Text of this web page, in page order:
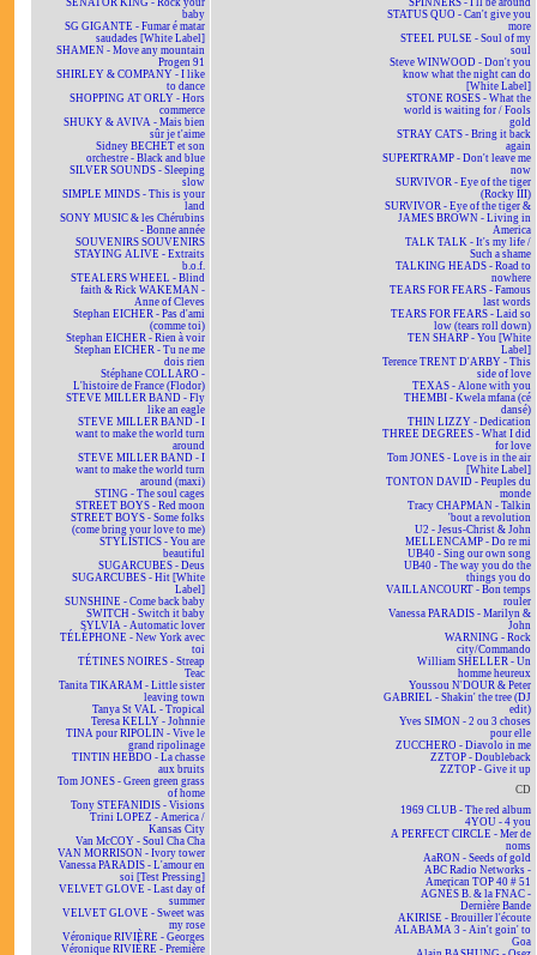
SENATOR KING - Rock your
baby
SG GIGANTE - Fumar é matar
saudades [White Label]
SHAMEN - Move any mountain
Progen 91
SHIRLEY & COMPANY - I like
to dance
SHOPPING AT ORLY - Hors
commerce
SHUKY & AVIVA - Mais bien
sûr je t'aime
Sidney BECHET et son
orchestre - Black and blue
SILVER SOUNDS - Sleeping
slow
SIMPLE MINDS - This is your
land
SONY MUSIC & les Chérubins
- Bonne année
SOUVENIRS SOUVENIRS
STAYING ALIVE - Extraits
b.o.f.
STEALERS WHEEL - Blind
faith & Rick WAKEMAN -
Anne of Cleves
Stephan EICHER - Pas d'ami
(comme toi)
Stephan EICHER - Rien à voir
Stephan EICHER - Tu ne me
dois rien
Stéphane COLLARO -
L'histoire de France (Flodor)
STEVE MILLER BAND - Fly
like an eagle
STEVE MILLER BAND - I
want to make the world turn
around
STEVE MILLER BAND - I
want to make the world turn
around (maxi)
STING - The soul cages
STREET BOYS - Red moon
STREET BOYS - Some folks
(come bring your love to me)
STYLISTICS - You are
beautiful
SUGARCUBES - Deus
SUGARCUBES - Hit [White
Label]
SUNSHINE - Come back baby
SWITCH - Switch it baby
SYLVIA - Automatic lover
TÉLÉPHONE - New York avec
toi
TÉTINES NOIRES - Streap
Teac
Tanita TIKARAM - Little sister
leaving town
Tanya St VAL - Tropical
Teresa KELLY - Johnnie
TINA pour RIPOLIN - Vive le
grand ripolinage
TINTIN HEBDO - La chasse
aux bruits
Tom JONES - Green green grass
of home
Tony STEFANIDIS - Visions
Trini LOPEZ - America /
Kansas City
Van McCOY - Soul Cha Cha
VAN MORRISON - Ivory tower
Vanessa PARADIS - L'amour en
soi [Test Pressing]
VELVET GLOVE - Last day of
summer
VELVET GLOVE - Sweet was
my rose
Véronique RIVIÈRE - Georges
Véronique RIVIÈRE - Première
SPINNERS - I'll be around
STATUS QUO - Can't give you
more
STEEL PULSE - Soul of my
soul
Steve WINWOOD - Don't you
know what the night can do
[White Label]
STONE ROSES - What the
world is waiting for / Fools
gold
STRAY CATS - Bring it back
again
SUPERTRAMP - Don't leave me
now
SURVIVOR - Eye of the tiger
(Rocky III)
SURVIVOR - Eye of the tiger &
JAMES BROWN - Living in
America
TALK TALK - It's my life /
Such a shame
TALKING HEADS - Road to
nowhere
TEARS FOR FEARS - Famous
last words
TEARS FOR FEARS - Laid so
low (tears roll down)
TEN SHARP - You [White
Label]
Terence TRENT D'ARBY - This
side of love
TEXAS - Alone with you
THEMBI - Kwela mfana (cé
dansé)
THIN LIZZY - Dedication
THREE DEGREES - What I did
for love
Tom JONES - Love is in the air
[White Label]
TONTON DAVID - Peuples du
monde
Tracy CHAPMAN - Talkin
'bout a revolution
U2 - Jesus-Christ & John
MELLENCAMP - Do re mi
UB40 - Sing our own song
UB40 - The way you do the
things you do
VAILLANCOURT - Bon temps
rouler
Vanessa PARADIS - Marilyn &
John
WARNING - Rock
city/Commando
William SHELLER - Un
homme heureux
Youssou N'DOUR & Peter
GABRIEL - Shakin' the tree (DJ
edit)
Yves SIMON - 2 ou 3 choses
pour elle
ZUCCHERO - Diavolo in me
ZZTOP - Doubleback
ZZTOP - Give it up
CD
1969 CLUB - The red album
4YOU - 4 you
A PERFECT CIRCLE - Mer de
noms
AaRON - Seeds of gold
ABC Radio Networks -
American TOP 40 # 51
AGNÈS B. & la FNAC -
Dernière Bande
AKIRISE - Brouiller l'écoute
ALABAMA 3 - Ain't goin' to
Goa